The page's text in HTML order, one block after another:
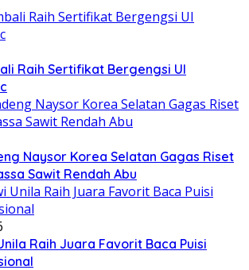
Raih Sertifikat Bergengsi UI
Naysor Korea Selatan Gagas Riset
Sawit Rendah Abu
Raih Juara Favorit Baca Puisi